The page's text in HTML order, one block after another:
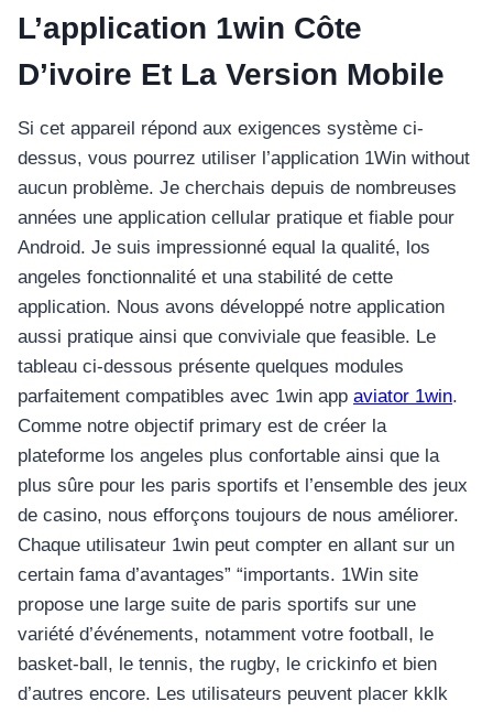
อุปกรณ์เพื่อความบันเทิง
อุปกรณ์เพื่อความบันเทิง
หูฟัง
โทรทัศน์
สินค้าตามแบรนด์
L’application 1win Côte
D’ivoire Et La Version Mobile
Si cet appareil répond aux exigences système ci-
dessus, vous pourrez utiliser l’application 1Win without
aucun problème. Je cherchais depuis de nombreuses
années une application cellular pratique et fiable pour
Android. Je suis impressionné equal la qualité, los
angeles fonctionnalité et una stabilité de cette
application. Nous avons développé notre application
aussi pratique ainsi que conviviale que feasible. Le
tableau ci-dessous présente quelques modules
parfaitement compatibles avec 1win app aviator 1win.
Comme notre objectif primary est de créer la
plateforme los angeles plus confortable ainsi que la
plus sûre pour les paris sportifs et l’ensemble des jeux
de casino, nous efforçons toujours de nous améliorer.
Chaque utilisateur 1win peut compter en allant sur un
certain fama d’avantages” “importants. 1Win site
propose une large suite de paris sportifs sur une
variété d’événements, notamment votre football, le
basket-ball, le tennis, the rugby, le crickinfo et bien
d’autres encore. Les utilisateurs peuvent placer kklk